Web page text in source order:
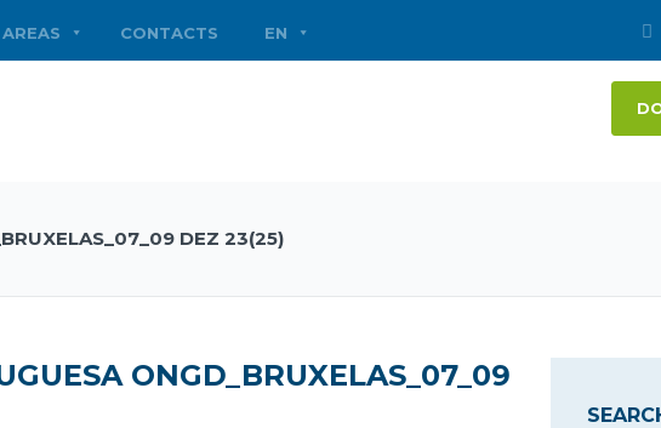
CONTACTS EN
DEZ 23(25)
ONGD_BRUXELAS_07_09